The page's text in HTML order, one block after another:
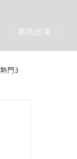
│案例成果│
熱門3